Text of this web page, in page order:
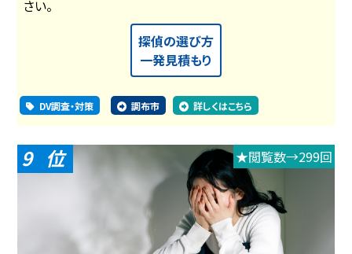
さい。
探偵の選び方
一発見積もり
DV調査・対策 調布市 詳しくはこちら
9 ★閲覧数→299回